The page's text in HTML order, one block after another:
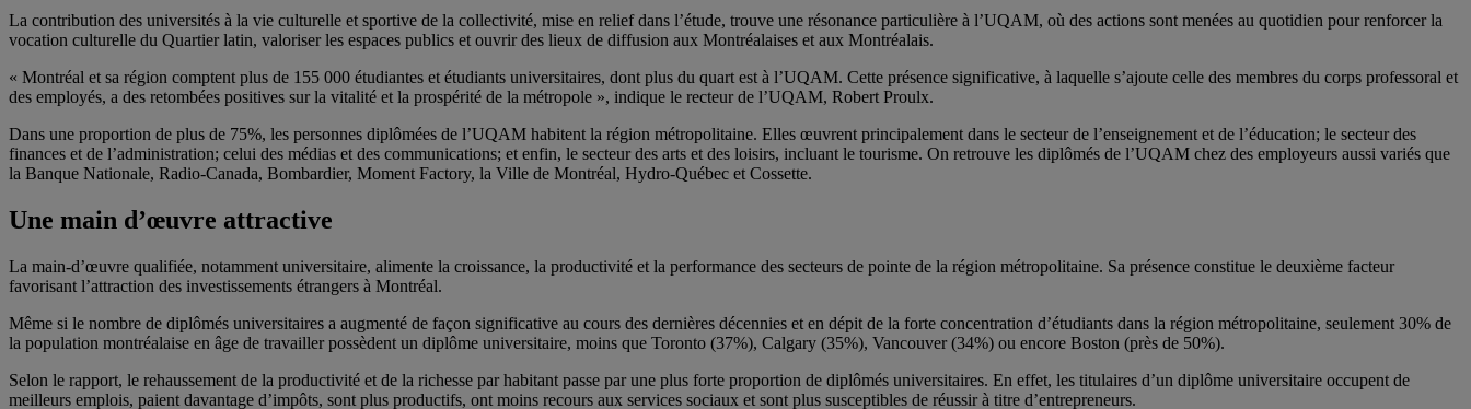
La contribution des universités à la vie culturelle et sportive de la collectivité, mise en relief dans l’étude, trouve une résonance particulière à l’UQAM, où des actions sont menées au quotidien pour renforcer la
vocation culturelle du Quartier latin, valoriser les espaces publics et ouvrir des lieux de diffusion aux Montréalaises et aux Montréalais.
« Montréal et sa région comptent plus de 155 000 étudiantes et étudiants universitaires, dont plus du quart est à l’UQAM. Cette présence significative, à laquelle s’ajoute celle des membres du corps professoral et
des employés, a des retombées positives sur la vitalité et la prospérité de la métropole », indique le recteur de l’UQAM, Robert Proulx.
Dans une proportion de plus de 75%, les personnes diplômées de l’UQAM habitent la région métropolitaine. Elles œuvrent principalement dans le secteur de l’enseignement et de l’éducation; le secteur des
finances et de l’administration; celui des médias et des communications; et enfin, le secteur des arts et des loisirs, incluant le tourisme. On retrouve les diplômés de l’UQAM chez des employeurs aussi variés que
la Banque Nationale, Radio-Canada, Bombardier, Moment Factory, la Ville de Montréal, Hydro-Québec et Cossette.
Une main d’œuvre attractive
La main-d’œuvre qualifiée, notamment universitaire, alimente la croissance, la productivité et la performance des secteurs de pointe de la région métropolitaine. Sa présence constitue le deuxième facteur
favorisant l’attraction des investissements étrangers à Montréal.
Même si le nombre de diplômés universitaires a augmenté de façon significative au cours des dernières décennies et en dépit de la forte concentration d’étudiants dans la région métropolitaine, seulement 30% de
la population montréalaise en âge de travailler possèdent un diplôme universitaire, moins que Toronto (37%), Calgary (35%), Vancouver (34%) ou encore Boston (près de 50%).
Selon le rapport, le rehaussement de la productivité et de la richesse par habitant passe par une plus forte proportion de diplômés universitaires. En effet, les titulaires d’un diplôme universitaire occupent de
meilleurs emplois, paient davantage d’impôts, sont plus productifs, ont moins recours aux services sociaux et sont plus susceptibles de réussir à titre d’entrepreneurs.